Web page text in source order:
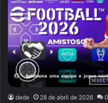
dede 28 de abril de 2026 0